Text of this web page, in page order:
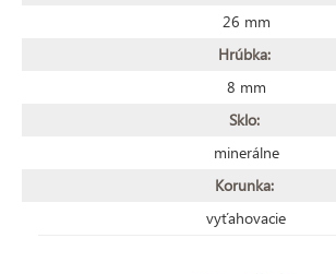
26 mm
Hrúbka:
8 mm
Sklo:
minerálne
Korunka:
vyťahovacie